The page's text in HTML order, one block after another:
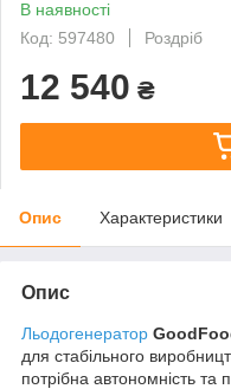
В наявності
Код: 597480
Роздріб
12 540 ₴
Опис Характеристики
Опис
Льодогенератор
для стабільного
потрібна автономність та